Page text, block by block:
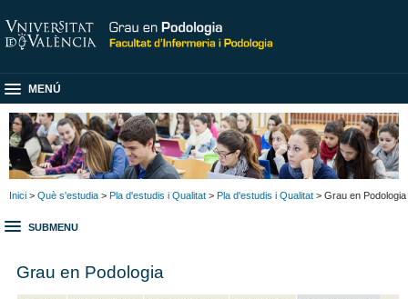
MENÚ
Inici > Què s'estudia > Pla d'estudis i Qualitat > Pla d'estudis i Qualitat > Grau en Podologia
SUBMENU
Grau en Podologia